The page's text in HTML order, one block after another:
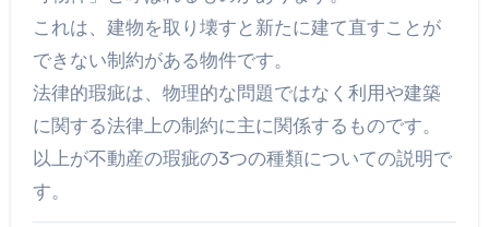
これは、建物を取り壊すと新たに建て直すことが
できない制約がある物件です。
法律的瑕疵は、物理的な問題ではなく利用や建築
に関する法律上の制約に主に関係するものです。
以上が不動産の瑕疵の3つの種類についての説明で
す。